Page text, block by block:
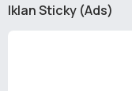
Iklan Sticky (Ads)